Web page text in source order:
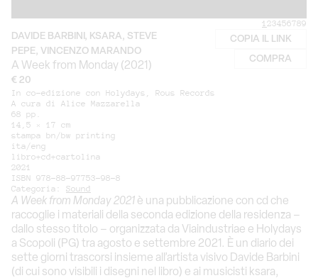
1 23456789
DAVIDE BARBINI, KSARA, STEVE
PEPE, VINCENZO MARANDO
A Week from Monday (2021)
€ 20
COPIA IL LINK
COMPRA
In co-edizione con Holydays, Rous Records
A cura di Alice Mazzarella
68 pp.
14,5 × 17 cm
stampa bn/bw printing
ita/eng
libro+cd+cartolina
2021
ISBN 978-88-97753-98-8
Categoria: Sound
A Week from Monday 2021 è una pubblicazione con cd che
raccoglie i materiali della seconda edizione della residenza –
dallo stesso titolo – organizzata da Viaindustriae e Holydays
a Scopoli (PG) tra agosto e settembre 2021. È un diario dei
sette giorni trascorsi insieme all’artista visivo Davide Barbini
(di cui sono visibili i disegni nel libro) e ai musicisti ksara,